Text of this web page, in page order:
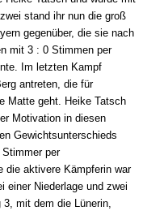
stand ihr nun die groß
gegenüber, die sie nach
mit 3 : 0 Stimmen per
Im letzten Kampf
antreten, die für
Matte geht. Heike Tatsch
Motivation in diesen
Gewichtsunterschieds
per
die aktivere Kämpferin war
einer Niederlage und zwei
mit dem die Lünerin,